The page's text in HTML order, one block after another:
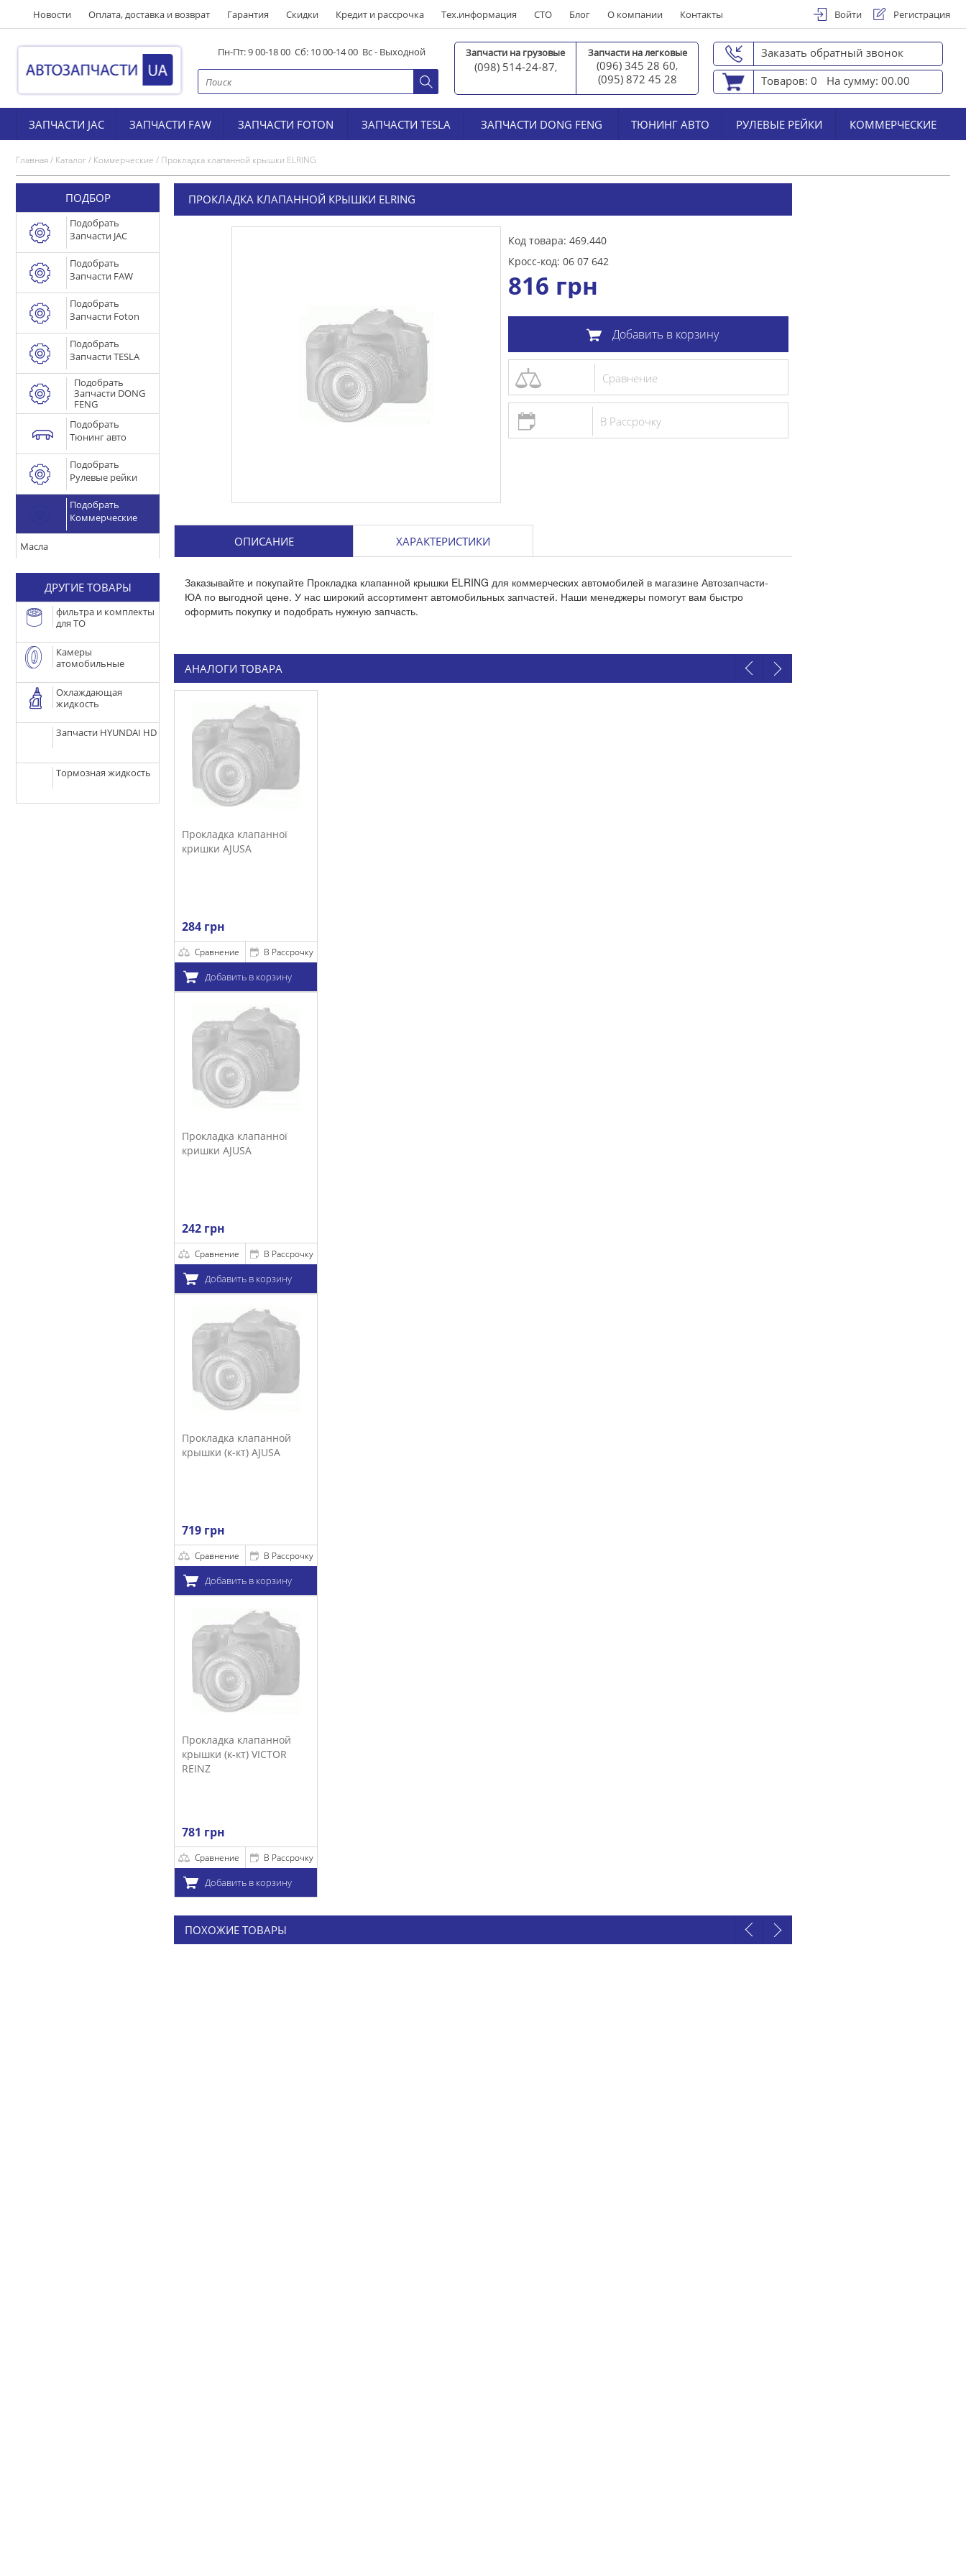
Новости Оплата, доставка и возврат Гарантия Скидки Кредит и рассрочка Тех.информация СТО Блог О компании Контакты Войти Регистрация
Пн-Пт: 9 00-18 00 Сб: 10 00-14 00 Вс - Выходной Запчасти на грузовые
(098) 514-24-87,
Запчасти на легковые
(096) 345 28 60,
(095) 872 45 28
Заказать обратный звонок
Товаров: 0
На сумму: 00.00
ЗАПЧАСТИ JAC ЗАПЧАСТИ FAW ЗАПЧАСТИ FOTON ЗАПЧАСТИ TESLA ЗАПЧАСТИ DONG FENG ТЮНИНГ АВТО РУЛЕВЫЕ РЕЙКИ КОММЕРЧЕСКИЕ
Главная/ Каталог/ Коммерческие / Прокладка клапанной крышки ELRING
ПОДБОР
Подобрать
Запчасти JAC
Подобрать
Запчасти FAW
Подобрать
Запчасти Foton
Подобрать
Запчасти TESLA
Подобрать
Запчасти DONG
FENG
Подобрать
Тюнинг авто
Подобрать
Рулевые рейки
Подобрать
Коммерческие
Масла
ДРУГИЕ ТОВАРЫ
фильтра и комплекты
для ТО
Камеры
атомобильные
Охлаждающая
жидкость
Запчасти HYUNDAI HD
Тормозная жидкость
ПРОКЛАДКА КЛАПАННОЙ КРЫШКИ ELRING
Код товара: 469.440
Кросс-код: 06 07 642
816 грн
Добавить в корзину
Сравнение
В Рассрочку
ОПИСАНИЕ ХАРАКТЕРИСТИКИ
Заказывайте и покупайте Прокладка клапанной крышки ELRING для коммерческих автомобилей в магазине Автозапчасти-
ЮА по выгодной цене. У нас широкий ассортимент автомобильных запчастей. Наши менеджеры помогут вам быстро
оформить покупку и подобрать нужную запчасть.
АНАЛОГИ ТОВАРА
Прокладка клапанної
кришки AJUSA
284 грн
Сравнение В Рассрочку
Добавить в корзину
Прокладка клапанної
кришки AJUSA
242 грн
Сравнение В Рассрочку
Добавить в корзину
Прокладка клапанной
крышки (к-кт) AJUSA
719 грн
Сравнение В Рассрочку
Добавить в корзину
Прокладка клапанной
крышки (к-кт) VICTOR
REINZ
781 грн
Сравнение В Рассрочку
Добавить в корзину
ПОХОЖИЕ ТОВАРЫ